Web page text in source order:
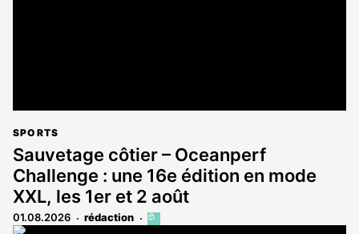
SPORTS
Sauvetage côtier – Oceanperf
Challenge : une 16e édition en mode
XXL, les 1er et 2 août
01.08.2026 rédaction
Cet